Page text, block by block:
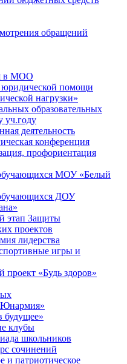
обращений
в МОО
юридической помощи
нагрузки»
образовательных
уч.году
деятельность
конференция
профориентация
МОУ «Белый
ДОУ
этап Защиты
проектов
лидерства
игры и
«Будь здоров»
будущее»
клубы
школьников
сочинений
и патриотическое